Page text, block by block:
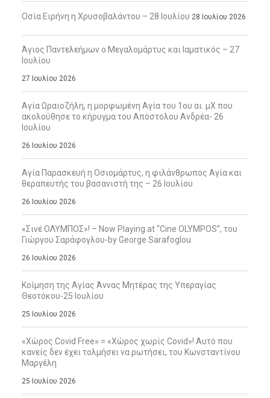
Οσία Ειρήνη η Χρυσοβαλάντου – 28 Ιουλίου 28 Ιουλίου 2026
Άγιος Παντελεήμων ο Μεγαλομάρτυς και Ιαματικός – 27
Ιουλίου
27 Ιουλίου 2026
Αγία Ωραιοζήλη, η μορφωμένη Αγία του 1ου αι. μΧ που
ακολούθησε το κήρυγμα του Απόστολου Ανδρέα- 26
Ιουλίου
26 Ιουλίου 2026
Αγία Παρασκευή η Οσιομάρτυς, η φιλάνθρωπος Αγία και
θεραπευτής του βασανιστή της – 26 Ιουλίου
26 Ιουλίου 2026
«Σινέ ΟΛΥΜΠΟΣ»! – Now Playing at “Cine OLYMPOS”, του
Γιώργου Σαράφογλου-by George Sarafoglou
26 Ιουλίου 2026
Κοίμηση της Αγίας Άννας Μητέρας της Υπεραγίας
Θεοτόκου-25 Ιουλίου
25 Ιουλίου 2026
«Χώρος Covid Free» = «Χώρος χωρίς Covid»! Αυτό που
κανείς δεν έχει τολμήσει να ρωτήσει, του Κωνσταντίνου
Μαργέλη
25 Ιουλίου 2026